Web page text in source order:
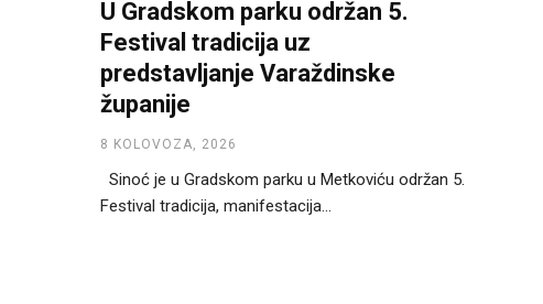
U Gradskom parku održan 5.
Festival tradicija uz
predstavljanje Varaždinske
županije
8 KOLOVOZA, 2026
Sinoć je u Gradskom parku u Metkoviću održan 5.
Festival tradicija, manifestacija...